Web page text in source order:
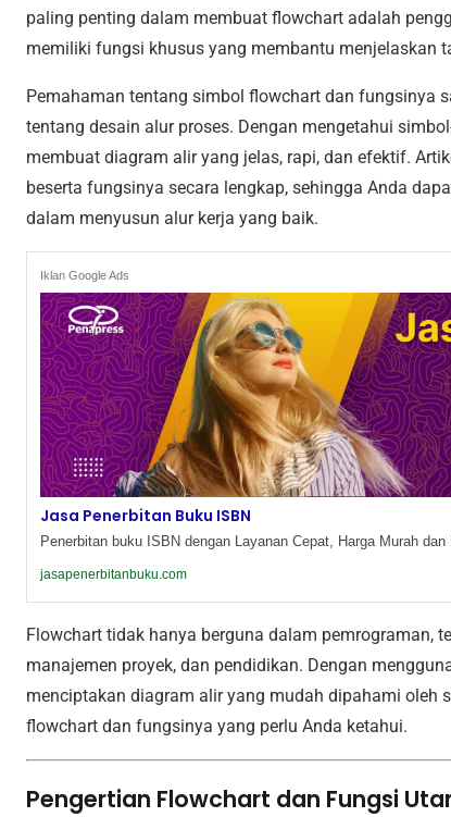
paling penting dalam membuat flowchart adalah
memiliki fungsi khusus yang membantu menjelaskan
Pemahaman tentang simbol flowchart dan fungsinya
tentang desain alur proses. Dengan mengetahui
membuat diagram alir yang jelas, rapi, dan efektif.
beserta fungsinya secara lengkap, sehingga Anda
dalam menyusun alur kerja yang baik.
Iklan Google Ads
Jasa Penerbitan Buku ISBN
Penerbitan buku ISBN dengan Layanan Cepat, Harga Murah
jasapenerbitanbuku.com
Flowchart tidak hanya berguna dalam pemrograman,
manajemen proyek, dan pendidikan. Dengan
menciptakan diagram alir yang mudah dipahami oleh
flowchart dan fungsinya yang perlu Anda ketahui.
Pengertian Flowchart dan Fungsi